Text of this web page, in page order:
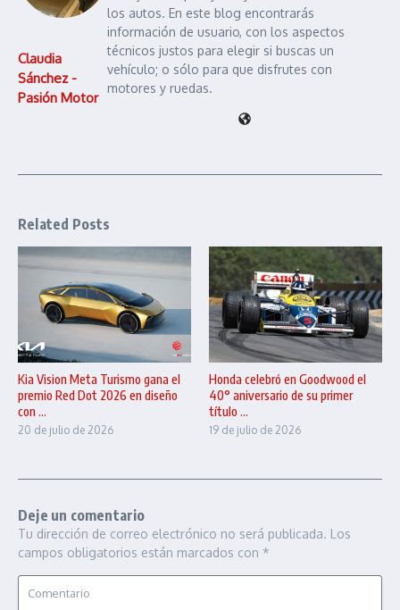
Claudia
Sánchez -
Pasión Motor
los autos. En este blog encontrarás
información de usuario, con los aspectos
técnicos justos para elegir si buscas un
vehículo; o sólo para que disfrutes con
motores y ruedas.
Related Posts
Kia Vision Meta Turismo gana el
premio Red Dot 2026 en diseño
con ...
20 de julio de 2026
Honda celebró en Goodwood el
40° aniversario de su primer
título ...
19 de julio de 2026
Deje un comentario
Tu dirección de correo electrónico no será publicada. Los
campos obligatorios están marcados con *